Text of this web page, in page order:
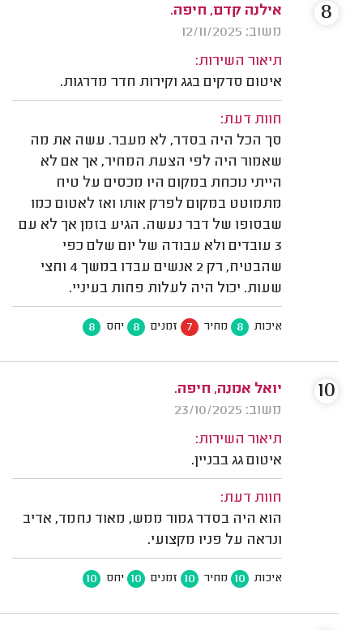
אילנה קדם, חיפה.
משוב: 12/11/2025
תיאור השירות:
איטום סדקים בגג וקירות חדר מדרגות.
חוות דעת:
סך הכל היה בסדר, לא מעבר. עשה את מה
שאמור היה לפי הצעת המחיר, אך אם לא
הייתי נוכחת במקום היו מכסים על טיח
מתמוטט במקום לפרק אותו ואז לאטום כמו
שבסופו של דבר נעשה. הגיע בזמן אך לא עם
3 עובדים ולא עבודה של יום שלם כפי
שהבטיח, רק 2 אנשים עבדו במשך 4 וחצי
שעות. יכול היה לעלות פחות בעיניי.
איכות 8 מחיר 7 זמנים 8 יחס 8
8
יואל אמנה, חיפה.
משוב: 23/10/2025
תיאור השירות:
איטום גג בבניין.
חוות דעת:
הוא היה בסדר גמור ממש, מאוד נחמד, אדיב
ונראה על פניו מקצועי.
איכות 10 מחיר 10 זמנים 10 יחס 10
10